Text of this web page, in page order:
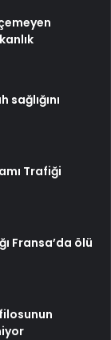
sağlığını
Trafiği
Fransa’da ölü